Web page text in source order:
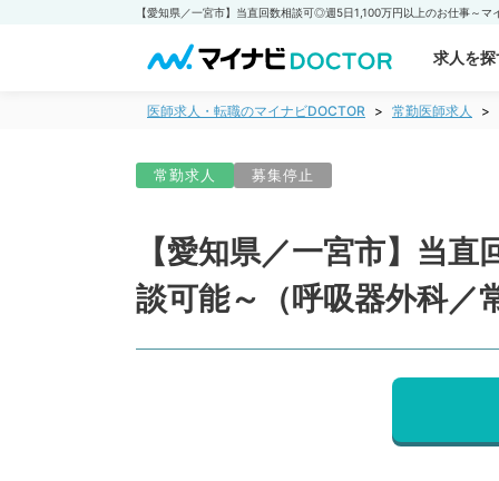
求人を探
医師求人・転職のマイナビDOCTOR 常勤医師求人
常勤求人 募集停止
【愛知県／一宮市】当
談可能～（呼吸器外科／